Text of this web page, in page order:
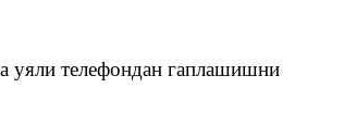
уяли телефондан гаплашишни